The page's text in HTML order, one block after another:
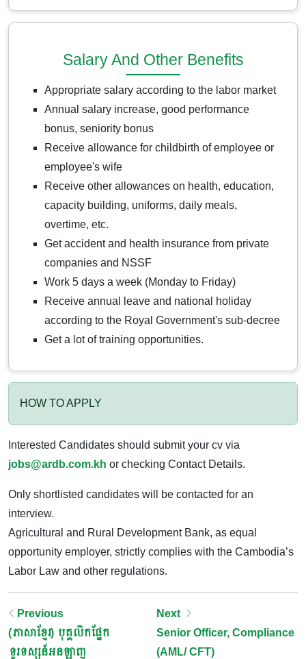
Salary And Other Benefits
Appropriate salary according to the labor market
Annual salary increase, good performance
bonus, seniority bonus
Receive allowance for childbirth of employee or
employee's wife
Receive other allowances on health, education,
capacity building, uniforms, daily meals,
overtime, etc.
Get accident and health insurance from private
companies and NSSF
Work 5 days a week (Monday to Friday)
Receive annual leave and national holiday
according to the Royal Government's sub-decree
Get a lot of training opportunities.
HOW TO APPLY
Interested Candidates should submit your cv via
jobs@ardb.com.kh or checking Contact Details.
Only shortlisted candidates will be contacted for an
interview.
Agricultural and Rural Development Bank, as equal
opportunity employer, strictly complies with the Cambodia’s
Labor Law and other regulations.
Post
Navigation
Previous
(ភាសាខ្មែរ) បុគ្គលិកផ្នែក
ទូរទស្សន៍អនឡាញ
Next
Senior Officer, Compliance
(AML/ CFT)